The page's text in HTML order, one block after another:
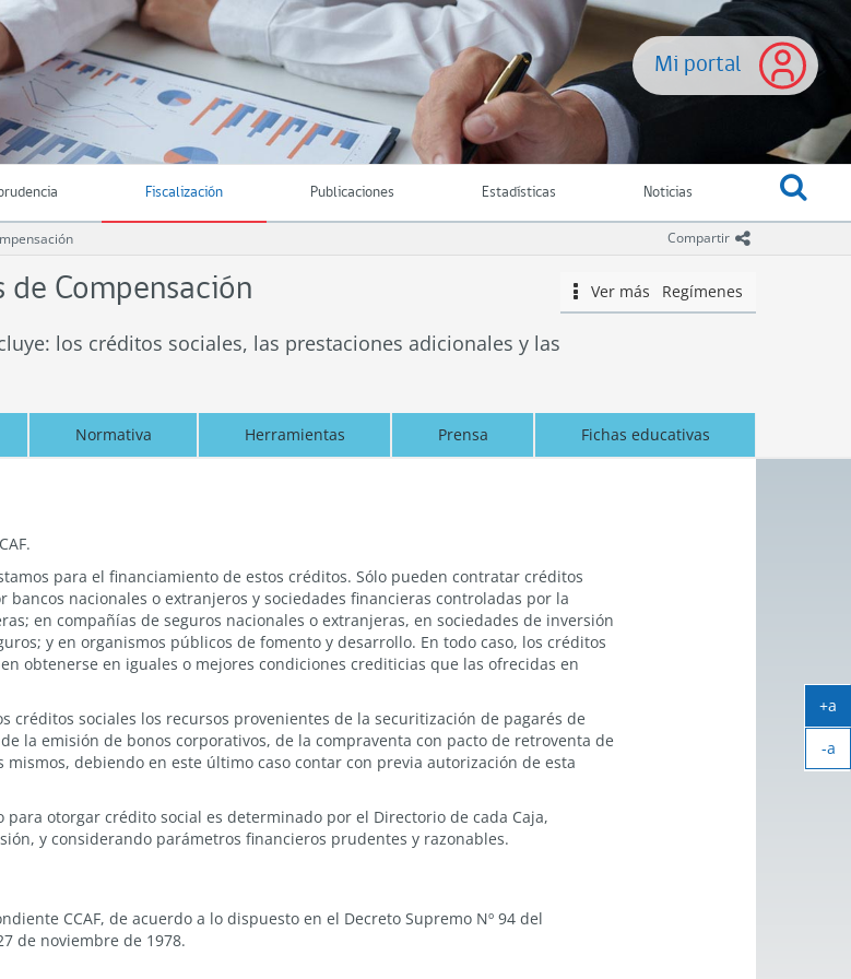
Mi portal
Fiscalización Publicaciones Estadísticas Noticias
Compartir icono
icono
Ver más Regímenes
de Compensación
los créditos sociales, las prestaciones adicionales y las
Normativa Herramientas Prensa Fichas educativas
para el financiamiento de estos créditos. Sólo pueden contratar créditos
nacionales o extranjeros y sociedades financieras controladas por la
en compañías de seguros nacionales o extranjeras, en sociedades de inversión
y en organismos públicos de fomento y desarrollo. En todo caso, los créditos
obtenerse en iguales o mejores condiciones crediticias que las ofrecidas en
créditos sociales los recursos provenientes de la securitización de pagarés de
la emisión de bonos corporativos, de la compraventa con pacto de retroventa de
debiendo en este último caso contar con previa autorización de esta
otorgar crédito social es determinado por el Directorio de cada Caja,
y considerando parámetros financieros prudentes y razonables.
CCAF, de acuerdo a lo dispuesto en el Decreto Supremo Nº 94 del
de noviembre de 1978.
+a
-a